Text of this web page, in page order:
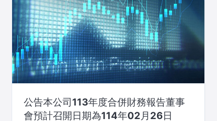
公告本公司113年度合併財務報告董事
會預計召開日期為114年02月26日